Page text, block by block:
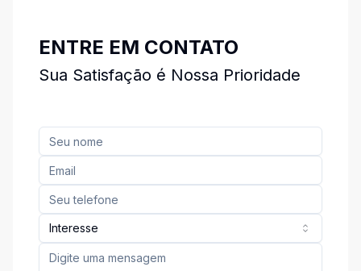
ENTRE EM CONTATO
Sua Satisfação é Nossa Prioridade
Interesse